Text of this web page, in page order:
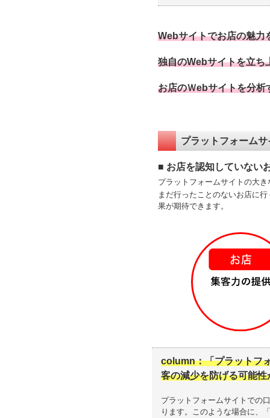
Webサイトでお店の魅力
独自のWebサイトを立ち
お店のＷebサイトを分析
プラットフォーム
■ お店を認知していない
プラットフォームサイトの大
まだ行ったことのないお店に
果が期待できます。
column：「プラットフ
客の減少を防げる可能性
プラットフォームサイトでの
ります。このような場合に、